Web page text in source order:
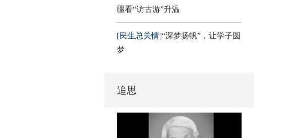
疆看“访古游”升温
[民生总关情]“深梦扬帆”，让学子圆
梦
追思